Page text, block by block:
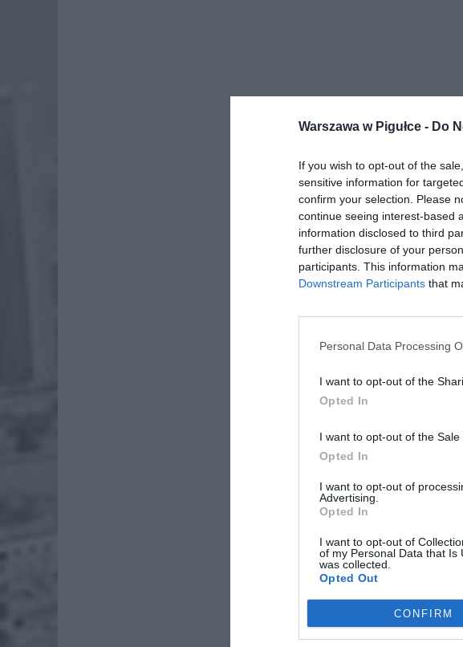
Warszawa w Pigułce - Do
If you wish to opt-out of the
sensitive information for
confirm your selection. Please
continue seeing interest-based
information disclosed to third
further disclosure of your
participants. This information
Downstream Participants that
Personal Data Processing
I want to opt-out of the
Opted In
I want to opt-out of the Sale
Opted In
I want to opt-out of
Advertising.
Opted In
I want to opt-out of
of my Personal Data that Is
was collected.
Opted Out
CONFIRM
Dodaj nas do
Upały powróciły. W ciągu